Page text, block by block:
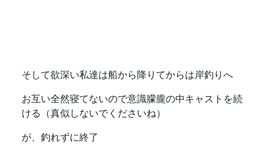
そして欲深い私達は船から降りてからは岸釣りへ
お互い全然寝てないので意識朦朧の中キャストを続
ける（真似しないでくださいね）
が、釣れずに終了